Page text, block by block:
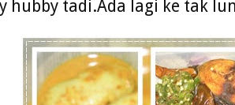
hubby tadi.Ada lagi ke tak